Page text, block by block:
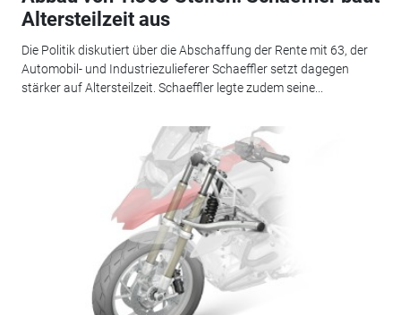
Altersteilzeit aus
Die Politik diskutiert über die Abschaffung der Rente mit 63, der
Automobil- und Industriezulieferer Schaeffler setzt dagegen
stärker auf Altersteilzeit. Schaeffler legte zudem seine...